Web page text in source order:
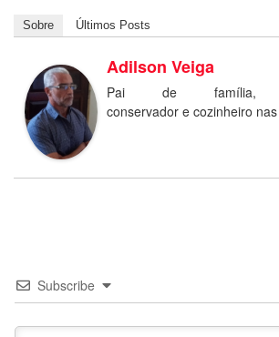
Sobre Últimos Posts
Adilson Veiga
Pai de família,
conservador e cozinheiro
Subscribe